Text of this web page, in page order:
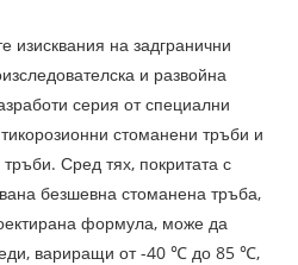
изисквания на задгранични
и развойна
серия от специални
стоманени тръби и
Сред тях, покритата с
безшевна стоманена тръба,
формула, може да
вариращи от -40 ℃ до 85 ℃,